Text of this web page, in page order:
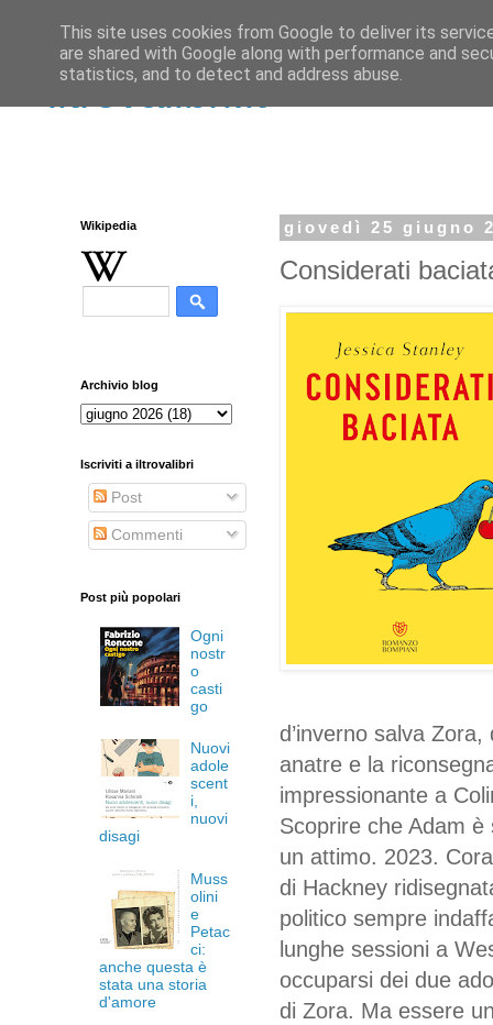
iltrovalibri.it
giovedì 25 giugno
Considerati
d’inverno salva
anatre e la
impressionante a
Scoprire che Adam
un attimo. 2023.
di Hackney
politico sempre
lunghe sessioni a
occuparsi dei due
di Zora. Ma essere
Wikipedia
Archivio blog
Iscriviti a iltrovalibri
Post
Commenti
Post più popolari
Ogni
nostr
o
casti
go
Nuovi
adole
scent
i,
nuovi
disagi
Muss
olini
e
Petac
ci:
anche questa è
stata una storia
d'amore
This site uses cookies from Google to deliver its
are shared with Google along with performance and
statistics, and to detect and address abuse.